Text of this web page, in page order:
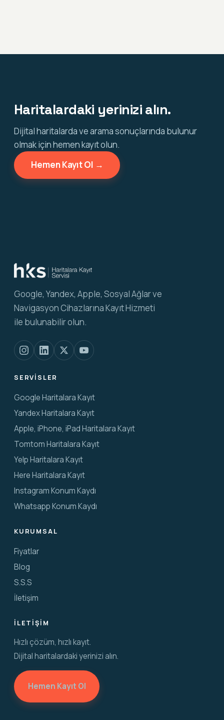
Haritalardaki yerinizi alın.
Dijital haritalarda ve arama sonuçlarında bulunur
olmak için hemen kayıt olun.
Hemen Kayıt Ol →
Google, Yandex, Apple, Sosyal Ağlar ve
Navigasyon Cihazlarına Kayıt Hizmeti
ile bulunabilir olun.
SERVISLER
Google Haritalara Kayıt
Yandex Haritalara Kayıt
Apple, iPhone, iPad Haritalara Kayıt
Tomtom Haritalara Kayıt
Yelp Haritalara Kayıt
Here Haritalara Kayıt
Instagram Konum Kaydı
Whatsapp Konum Kaydı
KURUMSAL
Fiyatlar
Blog
S.S.S
İletişim
İLETIŞIM
Hızlı çözüm, hızlı kayıt.
Dijital haritalardaki yerinizi alın.
Hemen Kayıt Ol